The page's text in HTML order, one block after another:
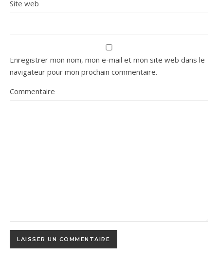
Site web
Enregistrer mon nom, mon e-mail et mon site web dans le
navigateur pour mon prochain commentaire.
Commentaire